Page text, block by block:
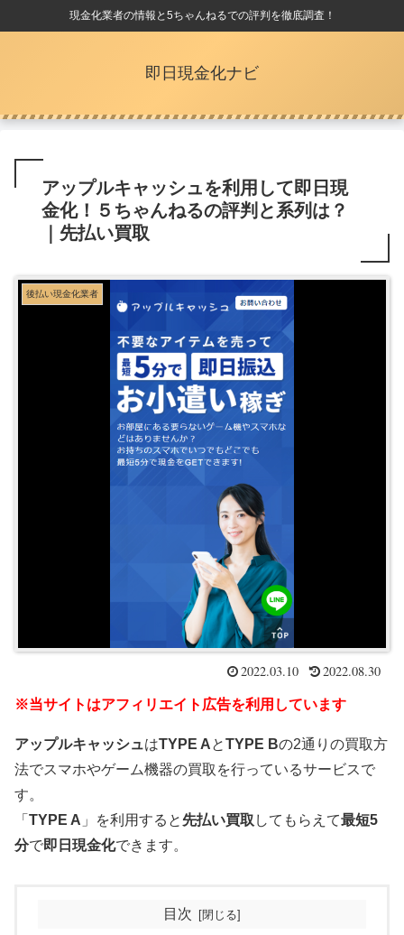
現金化業者の情報と5ちゃんねるでの評判を徹底調査！
即日現金化ナビ
アップルキャッシュを利用して即日現
金化！５ちゃんねるの評判と系列は？
｜先払い買取
後払い現金化業者
2022.03.10 2022.08.30
※当サイトはアフィリエイト広告を利用しています
アップルキャッシュはTYPE AとTYPE Bの2通りの買取方
法でスマホやゲーム機器の買取を行っているサービスで
す。
「 TYPE A 」を利用すると 先払い買取 してもらえて最短5
分で即日現金化できます。
目次